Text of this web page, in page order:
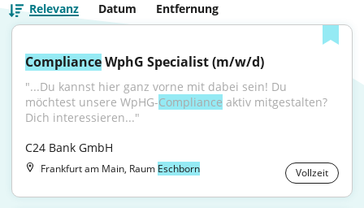
Relevanz Datum Entfernung
Compliance WphG Specialist (m/w/d)
"...Du kannst hier ganz vorne mit dabei sein! Du
möchtest unsere WpHG-Compliance aktiv mitgestalten?
Dich interessieren..."
C24 Bank GmbH
Frankfurt am Main, Raum Eschborn Vollzeit